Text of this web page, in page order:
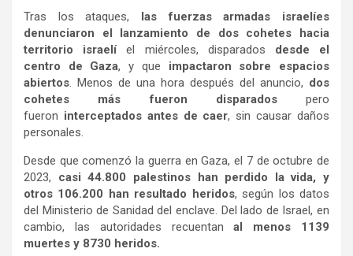
Tras los ataques, las fuerzas armadas israelíes
denunciaron el lanzamiento de dos cohetes hacia
territorio israelíel miércoles, disparados desde el
centro de Gaza, y que impactaron sobre espacios
abiertos. Menos de una hora después del anuncio, dos
cohetes más fueron disparadospero
fueron interceptados antes de caer, sin causar daños
personales.
Desde que comenzó la guerra en Gaza, el 7 de octubre de
2023, casi 44.800 palestinos han perdido la vida, y
otros 106.200 han resultado heridos, según los datos
del Ministerio de Sanidad del enclave. Del lado de Israel, en
cambio, las autoridades recuentanal menos 1139
muertes y 8730 heridos.